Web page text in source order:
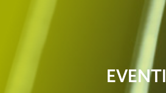
EVENTI